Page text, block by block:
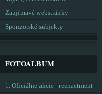
Zaujímavé webstránky
Sponzorské subjekty
FOTOALBUM
1. Oficiálne akcie - reenactment